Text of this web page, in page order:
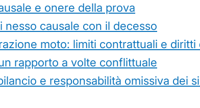
e onere della prova
causale con il decesso
moto: limiti contrattuali e diritti
rapporto a volte conflittuale
e responsabilità omissiva dei